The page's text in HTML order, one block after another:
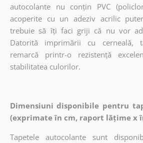
autocolante nu conțin PVC
acoperite cu un adeziv acrilic
trebuie să îți faci griji că nu vor
Datorită imprimării cu cerneală,
remarcă printr-o rezistență
stabilitatea culorilor.
Dimensiuni disponibile pentru
(exprimate în cm, raport lățime x
Tapetele autocolante sunt